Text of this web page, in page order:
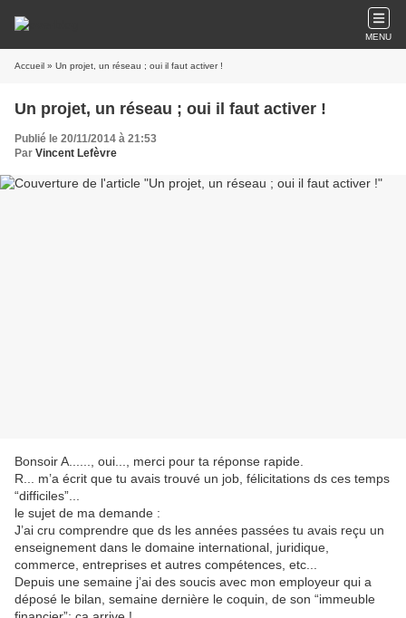
MENU
Accueil » Un projet, un réseau ; oui il faut activer !
Un projet, un réseau ; oui il faut activer !
Publié le 20/11/2014 à 21:53
Par Vincent Lefèvre
Bonsoir A......, oui..., merci pour ta réponse rapide.
R... m’a écrit que tu avais trouvé un job, félicitations ds ces temps
“difficiles”...
le sujet de ma demande :
J’ai cru comprendre que ds les années passées tu avais reçu un
enseignement dans le domaine international, juridique,
commerce, entreprises et autres compétences, etc...
Depuis une semaine j’ai des soucis avec mon employeur qui a
déposé le bilan, semaine dernière le coquin, de son “immeuble